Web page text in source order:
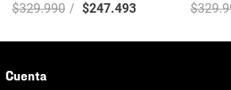
$329.990 $247.493 $329.
Cuenta